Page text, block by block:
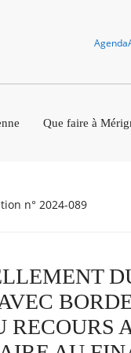
Agenda
Que faire à
n° 2024-089